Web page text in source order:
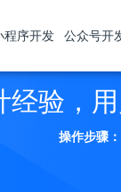
程序开发 公众号开
经验，
操作步骤：